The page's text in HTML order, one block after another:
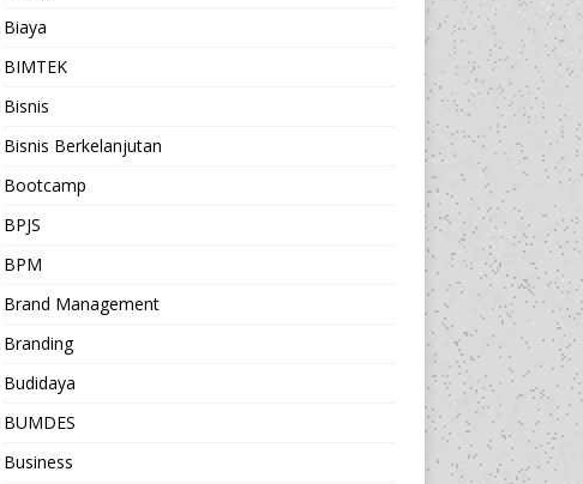
Biaya
BIMTEK
Bisnis
Bisnis Berkelanjutan
Bootcamp
BPJS
BPM
Brand Management
Branding
Budidaya
BUMDES
Business